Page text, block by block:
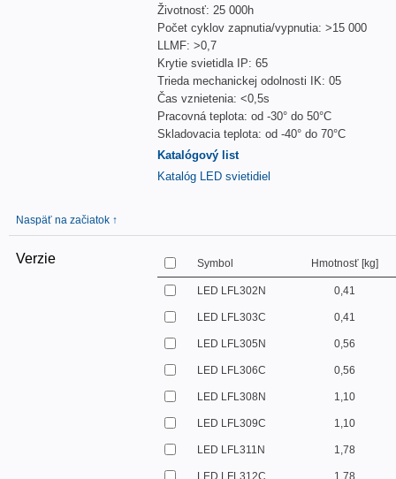
Životnosť: 25 000h
Počet cyklov zapnutia/vypnutia: >15 000
LLMF: >0,7
Krytie svietidla IP: 65
Trieda mechanickej odolnosti IK: 05
Čas vznietenia: <0,5s
Pracovná teplota: od -30° do 50°C
Skladovacia teplota: od -40° do 70°C
Katalógový list
Katalóg LED svietidiel
Naspäť na začiatok ↑
Verzie Symbol Hmotnosť [kg]
LED LFL302N 0,41
LED LFL303C 0,41
LED LFL305N 0,56
LED LFL306C 0,56
LED LFL308N 1,10
LED LFL309C 1,10
LED LFL311N 1,78
LED LFL312C 1,78